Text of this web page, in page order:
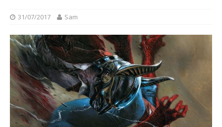
31/07/2017 Sam